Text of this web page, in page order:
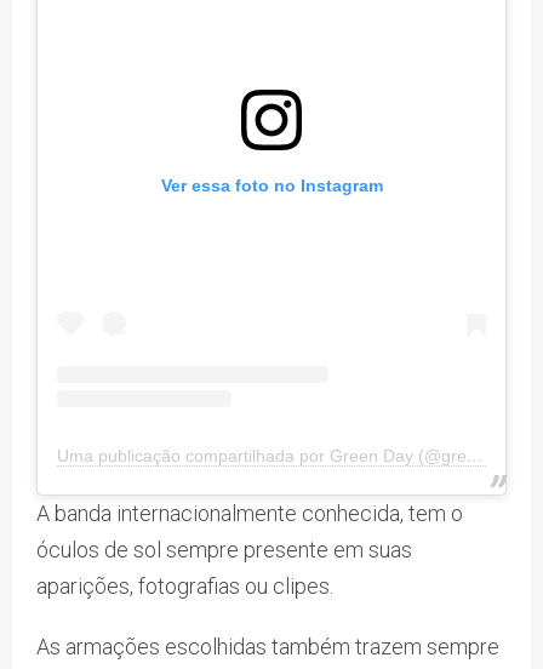
Ver essa foto no Instagram
Uma publicação compartilhada por Green Day (@greenday)
A banda internacionalmente conhecida, tem o
óculos de sol sempre presente em suas
aparições, fotografias ou clipes.
As armações escolhidas também trazem sempre